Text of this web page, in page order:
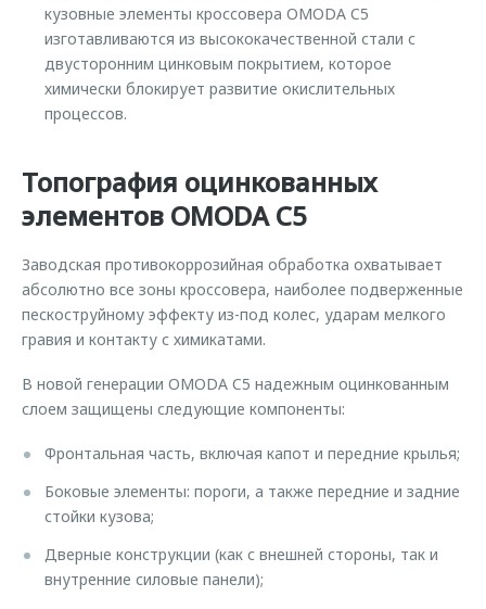
кузовные элементы кроссовера OMODA C5
изготавливаются из высококачественной стали с
двусторонним цинковым покрытием, которое
химически блокирует развитие окислительных
процессов.
Топография оцинкованных
элементов OMODA C5
Заводская противокоррозийная обработка охватывает
абсолютно все зоны кроссовера, наиболее подверженные
пескоструйному эффекту из-под колес, ударам мелкого
гравия и контакту с химикатами.
В новой генерации OMODA C5 надежным оцинкованным
слоем защищены следующие компоненты:
Фронтальная часть, включая капот и передние крылья;
Боковые элементы: пороги, а также передние и задние
стойки кузова;
Дверные конструкции (как с внешней стороны, так и
внутренние силовые панели);